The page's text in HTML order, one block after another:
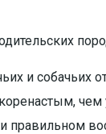
и собачьих
чем